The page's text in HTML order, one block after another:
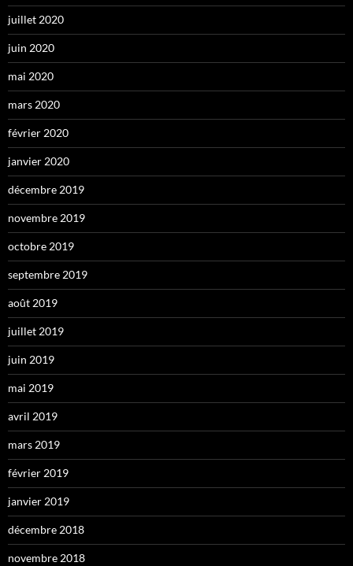
juillet 2020
juin 2020
mai 2020
mars 2020
février 2020
janvier 2020
décembre 2019
novembre 2019
octobre 2019
septembre 2019
août 2019
juillet 2019
juin 2019
mai 2019
avril 2019
mars 2019
février 2019
janvier 2019
décembre 2018
novembre 2018